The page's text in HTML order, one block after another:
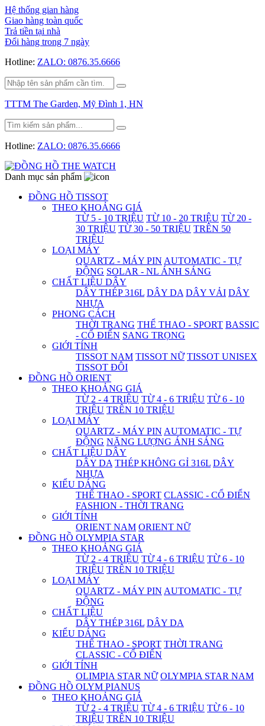
Hệ thống gian hàng
Giao hàng toàn quốc
Trả tiền tại nhà
Đổi hàng trong 7 ngày
Hotline: ZALO: 0876.35.6666
TTTM The Garden, Mỹ Đình 1, HN
Hotline: ZALO: 0876.35.6666
Danh mục sản phẩm
ĐỒNG HỒ TISSOT
THEO KHOẢNG GIÁ
TỪ 5 - 10 TRIỆU TỪ 10 - 20 TRIỆU TỪ 20 -
30 TRIỆU TỪ 30 - 50 TRIỆU TRÊN 50
TRIỆU
LOẠI MÁY
QUARTZ - MÁY PIN AUTOMATIC - TỰ
ĐỘNG SOLAR - NL ÁNH SÁNG
CHẤT LIỆU DÂY
DÂY THÉP 316L DÂY DA DÂY VẢI DÂY
NHỰA
PHONG CÁCH
THỜI TRANG THỂ THAO - SPORT BASSIC
- CỔ ĐIỂN SANG TRỌNG
GIỚI TÍNH
TISSOT NAM TISSOT NỮ TISSOT UNISEX
TISSOT ĐÔI
ĐỒNG HỒ ORIENT
THEO KHOẢNG GIÁ
TỪ 2 - 4 TRIỆU TỪ 4 - 6 TRIỆU TỪ 6 - 10
TRIỆU TRÊN 10 TRIỆU
LOẠI MÁY
QUARTZ - MÁY PIN AUTOMATIC - TỰ
ĐỘNG NĂNG LƯỢNG ÁNH SÁNG
CHẤT LIỆU DÂY
DÂY DA THÉP KHÔNG GỈ 316L DÂY
NHỰA
KIỂU DÁNG
THỂ THAO - SPORT CLASSIC - CỔ ĐIỂN
FASHION - THỜI TRANG
GIỚI TÍNH
ORIENT NAM ORIENT NỮ
ĐỒNG HỒ OLYMPIA STAR
THEO KHOẢNG GIÁ
TỪ 2 - 4 TRIỆU TỪ 4 - 6 TRIỆU TỪ 6 - 10
TRIỆU TRÊN 10 TRIỆU
LOẠI MÁY
QUARTZ - MÁY PIN AUTOMATIC - TỰ
ĐỘNG
CHẤT LIỆU
DÂY THÉP 316L DÂY DA
KIỂU DÁNG
THỂ THAO - SPORT THỜI TRANG
CLASSIC - CỔ ĐIỂN
GIỚI TÍNH
OLIMPIA STAR NỮ OLYMPIA STAR NAM
ĐỒNG HỒ OLYM PIANUS
THEO KHOẢNG GIÁ
TỪ 2 - 4 TRIỆU TỪ 4 - 6 TRIỆU TỪ 6 - 10
TRIỆU TRÊN 10 TRIỆU